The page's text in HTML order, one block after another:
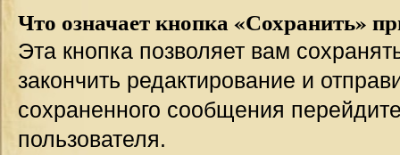
Что означает кнопка «Сохранить»
Эта кнопка позволяет вам
закончить редактирование и
сохраненного сообщения
пользователя.